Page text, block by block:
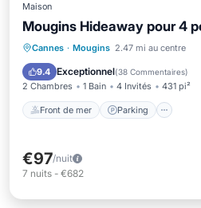
Maison
Mougins Hideaway pour 4
Cannes · Mougins 2.47 mi au centre
9.4 Exceptionnel(38 Commentaires)
2 Chambres 1 Bain 4 Invités 431 pi²
Front de mer Parking
Front de mer Parking
Vue sur l’océan
€97/nuit
7 nuits - €682